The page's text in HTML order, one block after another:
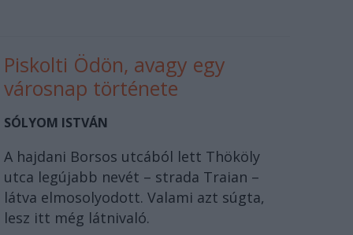
Piskolti Ödön, avagy egy
városnap története
SÓLYOM ISTVÁN
A hajdani Borsos utcából lett Thököly
utca legújabb nevét – strada Traian –
látva elmosolyodott. Valami azt súgta,
lesz itt még látnivaló.